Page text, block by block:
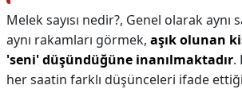
Melek sayısı nedir?, Genel olarak aynı
aynı rakamları görmek, aşık olunan
'seni' düşündüğüne inanılmaktadır.
her saatin farklı düşünceleri ifade